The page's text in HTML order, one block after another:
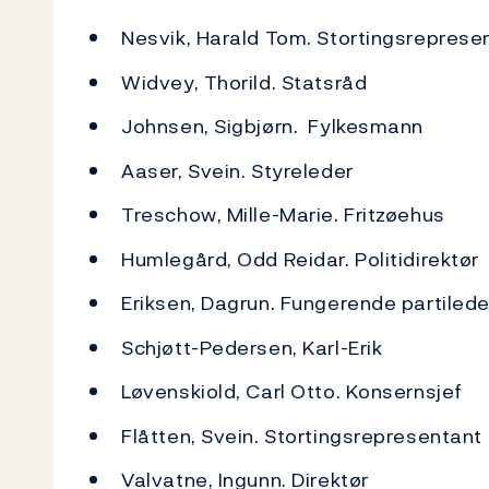
Nesvik, Harald Tom.
Widvey, Thorild. Statsråd
Johnsen, Sigbjørn. Fylkesmann
Aaser, Svein. Styreleder
Treschow, Mille-Marie. Fritzøehus
Humlegård, Odd Reidar. Politidirektør
Eriksen, Dagrun. Fungerende
Schjøtt-Pedersen, Karl-Erik
Løvenskiold, Carl Otto. Konsernsjef
Flåtten, Svein. Stortingsrepresentant
Valvatne, Ingunn. Direktør